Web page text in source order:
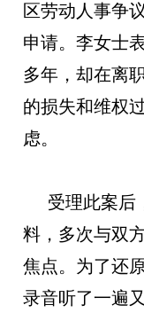
区劳动人事争
申请。李女士
多年，却在离
的损失和维权
虑。
受理此案后
料，多次与双
焦点。为了还
录音听了一遍